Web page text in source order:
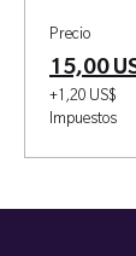
Precio
15,00
+1,20 US$
Impuestos